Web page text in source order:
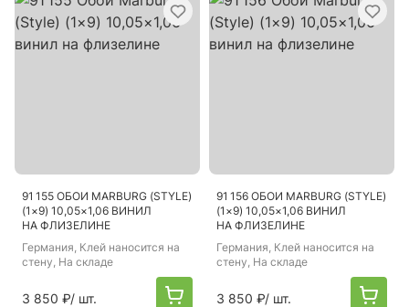
91 155 ОБОИ MARBURG (STYLE)
(1×9) 10,05×1,06 ВИНИЛ
НА ФЛИЗЕЛИНЕ
Германия, Клей наносится на
стену, На складе
3 850 ₽/ шт.
91 156 ОБОИ MARBURG (STYLE)
(1×9) 10,05×1,06 ВИНИЛ
НА ФЛИЗЕЛИНЕ
Германия, Клей наносится на
стену, На складе
3 850 ₽/ шт.